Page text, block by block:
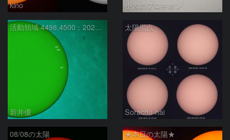
kino 小犬のプロキオン
活動領域 4498,4500：2026/08/08
新井優
太陽黒点
Sorachu-hai
08/08の太陽 ★本日の太陽★